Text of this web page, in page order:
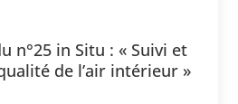
n°25 in Situ : « Suivi et
de l’air intérieur »